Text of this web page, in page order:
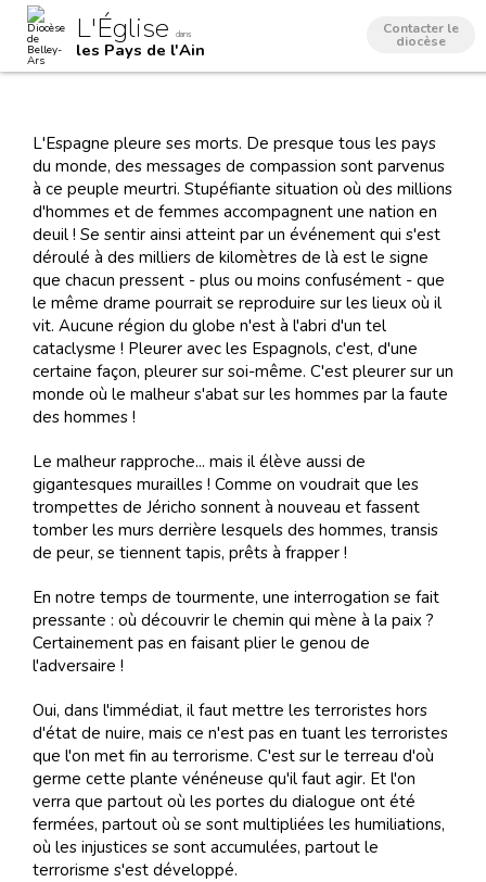
contenu.
Outils
personnels
L'Église dans
les Pays de l'Ain
Contacter le
diocèse
L'Espagne pleure ses morts. De presque tous les pays
du monde, des messages de compassion sont parvenus
à ce peuple meurtri. Stupéfiante situation où des millions
d'hommes et de femmes accompagnent une nation en
deuil ! Se sentir ainsi atteint par un événement qui s'est
déroulé à des milliers de kilomètres de là est le signe
que chacun pressent - plus ou moins confusément - que
le même drame pourrait se reproduire sur les lieux où il
vit. Aucune région du globe n'est à l'abri d'un tel
cataclysme ! Pleurer avec les Espagnols, c'est, d'une
certaine façon, pleurer sur soi-même. C'est pleurer sur un
monde où le malheur s'abat sur les hommes par la faute
des hommes !
Le malheur rapproche... mais il élève aussi de
gigantesques murailles ! Comme on voudrait que les
trompettes de Jéricho sonnent à nouveau et fassent
tomber les murs derrière lesquels des hommes, transis
de peur, se tiennent tapis, prêts à frapper !
En notre temps de tourmente, une interrogation se fait
pressante : où découvrir le chemin qui mène à la paix ?
Certainement pas en faisant plier le genou de
l'adversaire !
Oui, dans l'immédiat, il faut mettre les terroristes hors
d'état de nuire, mais ce n'est pas en tuant les terroristes
que l'on met fin au terrorisme. C'est sur le terreau d'où
germe cette plante vénéneuse qu'il faut agir. Et l'on
verra que partout où les portes du dialogue ont été
fermées, partout où se sont multipliées les humiliations,
où les injustices se sont accumulées, partout le
terrorisme s'est développé.